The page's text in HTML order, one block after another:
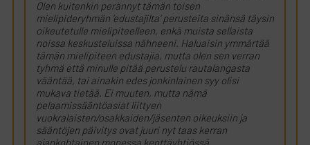
Olen kuitenkin perännyt tämän toisen
mielipideryhmän ’edustajilta’ perusteita sinänsä täysin
oikeutetulle mielipiteelleen, enkä muista sellaista
noissa keskusteluissa nähneeni. Haluaisin ymmärtää
tämän mielipiteen edustajia, mutta olen sen verran
tyhmä että minulle pitää perustelu rautalangasta
vääntää, tai ainakin edes jonkinlainen syy olisi
mukava tietää. Ei muuten, mutta nämä
pelaamissääntöasiat liittyen
vuokralaisten/osakkaiden/jäsenten oikeuksiin ja
sääntöjen päivitys ovat juuri nyt taas kerran